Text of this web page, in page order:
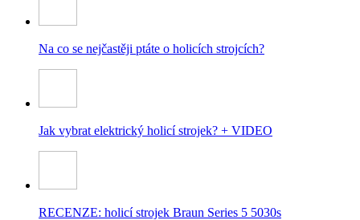
Na co se nejčastěji ptáte o holicích strojcích?
Jak vybrat elektrický holicí strojek? + VIDEO
RECENZE: holicí strojek Braun Series 5 5030s